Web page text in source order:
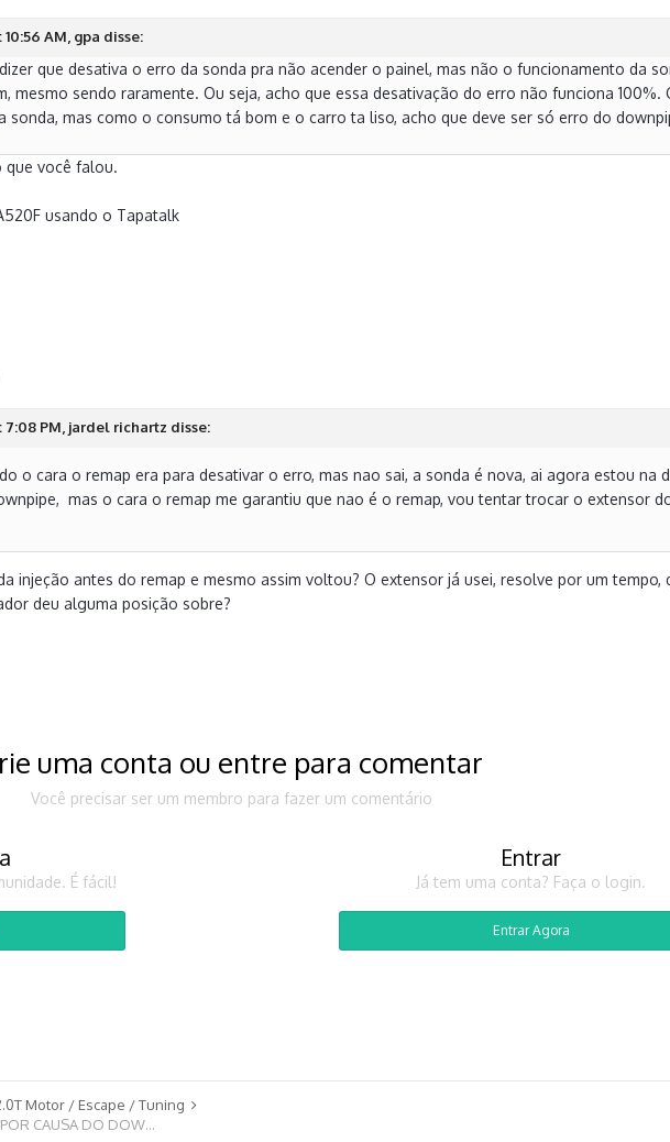
AM, gpa disse:
que desativa o erro da sonda pra não acender o painel, mas não o funcionamento da
mesmo sendo raramente. Ou seja, acho que essa desativação do erro não funciona 100%.
sonda, mas como o consumo tá bom e o carro ta liso, acho que deve ser só erro do
que você falou.
usando o Tapatalk
7:08 PM, jardel richartz disse:
o cara o remap era para desativar o erro, mas nao sai, a sonda é nova, ai agora estou na
mas o cara o remap me garantiu que nao é o remap, vou tentar trocar o extensor
injeção antes do remap e mesmo assim voltou? O extensor já usei, resolve por um tempo,
deu alguma posição sobre?
uma conta ou entre para comentar
Você precisar ser um membro para fazer um comentário
É fácil!
Entrar
Já tem uma conta? Faça o login.
Entrar Agora
Motor / Escape / Tuning
FIZ O REMAP, MAS MESMO ASSIM LUZ DA INJEÇÃO ACESSA POR CAUSA DO DOWNPIPE